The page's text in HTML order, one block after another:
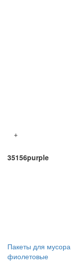
+
35156purple
Пакеты для
фиолетовые